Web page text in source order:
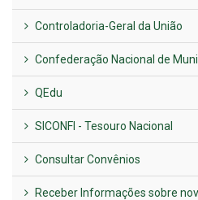
Controladoria-Geral da União
Confederação Nacional de
QEdu
SICONFI - Tesouro Nacional
Consultar Convênios
Receber Informações sobre